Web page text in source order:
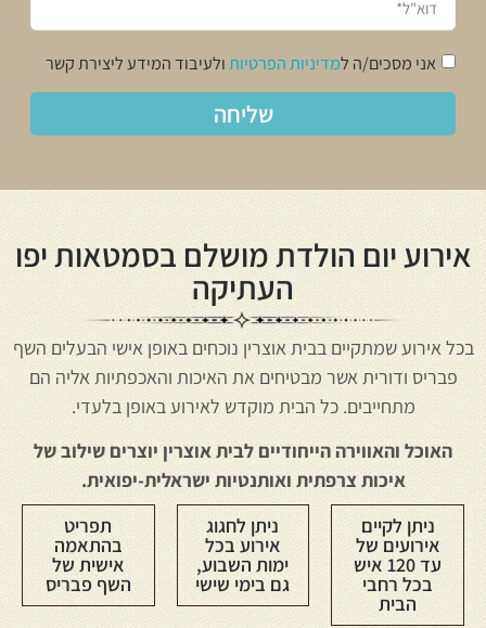
אני מסכים/ה למדיניות הפרטיותולעיבוד המידע ליצירת קשר
שליחה
אירוע יום הולדת מושלם בסמטאות יפו
העתיקה
בכל אירוע שמתקיים בבית אוצרין נוכחים באופן אישי הבעלים השף
פבריס ודורית אשר מבטיחים את האיכות והאכפתיות אליה הם
מתחייבים. כל הבית מוקדש לאירוע באופן בלעדי.
האוכל והאווירה הייחודיים לבית אוצרין יוצרים שילוב של
איכות צרפתית ואותנטיות ישראלית-יפואית.
ניתן לקיים
אירועים של
עד 120 איש
בכל רחבי
הבית
ניתן לחגוג
אירוע בכל
ימות השבוע,
גם בימי שישי
תפריט
בהתאמה
אישית של
השף פבריס